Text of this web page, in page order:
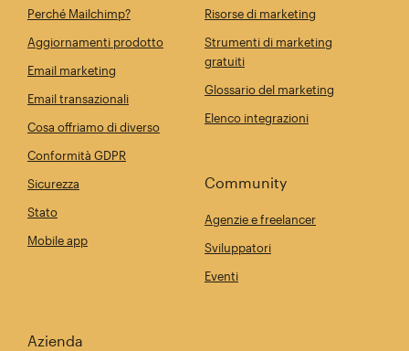
Perché Mailchimp?
Aggiornamenti prodotto
Email marketing
Email transazionali
Cosa offriamo di diverso
Conformità GDPR
Sicurezza
Stato
Mobile app
Risorse di marketing
Strumenti di marketing
gratuiti
Glossario del marketing
Elenco integrazioni
Community
Agenzie e freelancer
Sviluppatori
Eventi
Azienda